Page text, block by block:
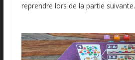
reprendre lors de la partie suivante.